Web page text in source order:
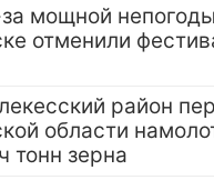
мощной
отменили
район
области
тонн зерна